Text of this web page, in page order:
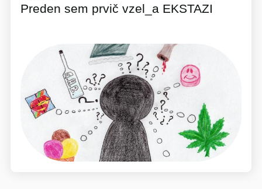
Preden sem prvič vzel_a EKSTAZI